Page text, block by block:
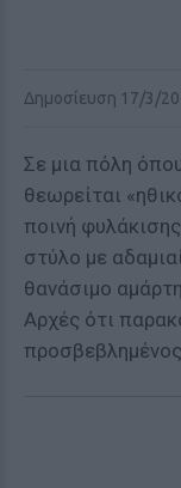
Δημοσίευση 17/3/
Σε μια πόλη
θεωρείται
ποινή
στύλο με
θανάσιμο
Αρχές ότι